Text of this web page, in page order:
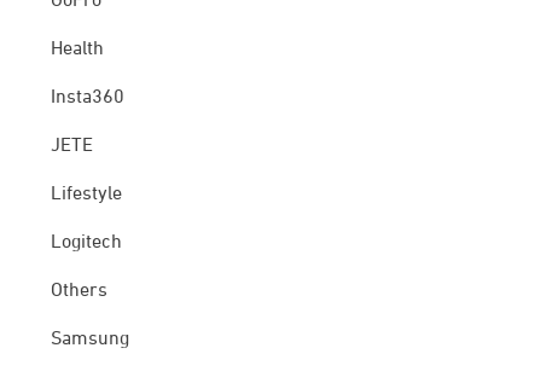
Health
Insta360
JETE
Lifestyle
Logitech
Others
Samsung